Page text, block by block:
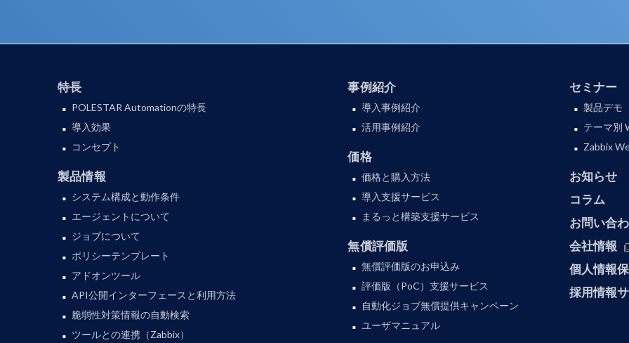
特長
POLESTAR Automationの特長
導入効果
コンセプト
製品情報
システム構成と動作条件
エージェントについて
ジョブについて
ポリシーテンプレート
アドオンツール
API公開インターフェースと利用方法
脆弱性対策情報の自動検索
ツールとの連携（Zabbix）
事例紹介
導入事例紹介
活用事例紹介
価格
価格と購入方法
導入支援サービス
まるっと構築支援サービス
無償評価版
無償評価版のお申込み
評価版（PoC）支援サービス
自動化ジョブ無償提供キャンペーン
ユーザマニュアル
セミナー
製品デモ
テーマ別
Zabbix
お知らせ
コラム
お問い合
会社情報
個人情報
採用情報